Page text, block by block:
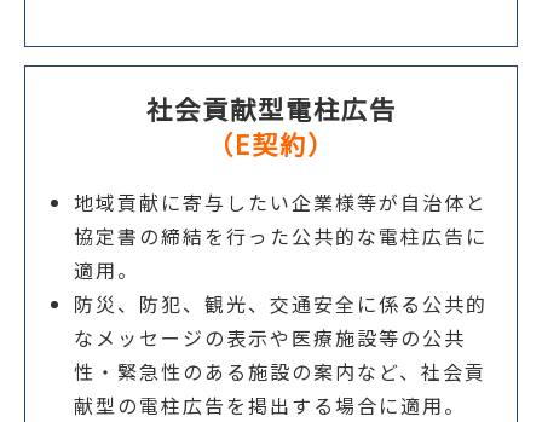
社会貢献型電柱広告
（E契約）
地域貢献に寄与したい企業様等が自治体と
協定書の締結を行った公共的な電柱広告に
適用。
防災、防犯、観光、交通安全に係る公共的
なメッセージの表示や医療施設等の公共
性・緊急性のある施設の案内など、社会貢
献型の電柱広告を掲出する場合に適用。